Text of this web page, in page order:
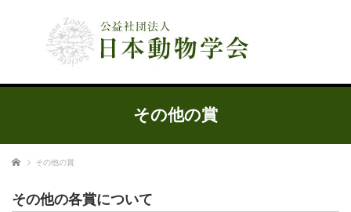
その他の賞
ホーム その他の賞
その他の各賞について